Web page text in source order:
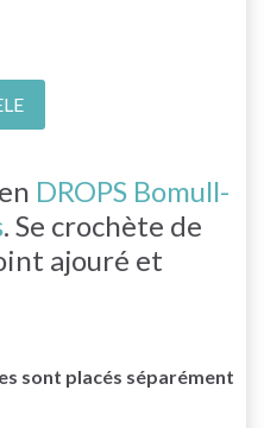
DROPS Bomull-
. Se crochète de
ajouré et
sont placés séparément